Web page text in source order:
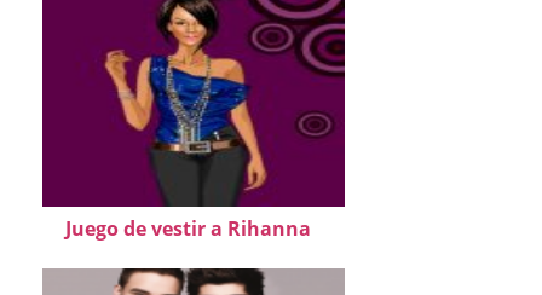
Juego de vestir a Rihanna